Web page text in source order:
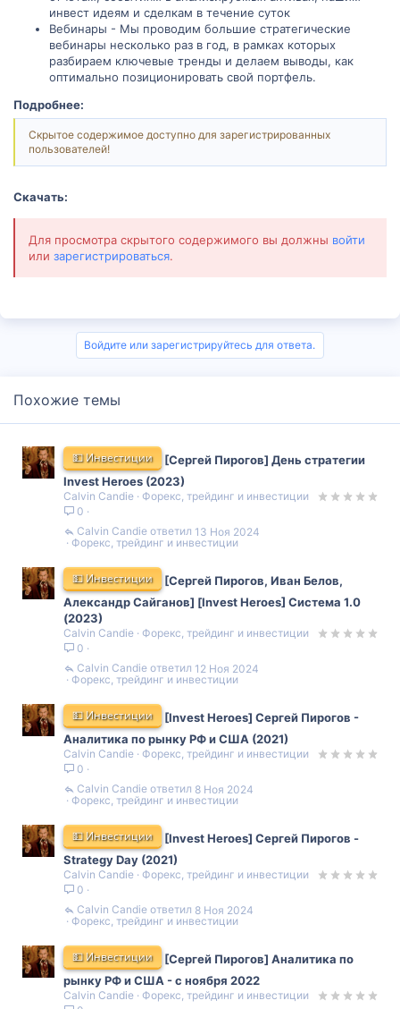
инвест идеям и сделкам в течение суток
Вебинары - Мы проводим большие стратегические
вебинары несколько раз в год, в рамках которых
разбираем ключевые тренды и делаем выводы, как
оптимально позиционировать свой портфель.
Подробнее:
Скрытое содержимое доступно для зарегистрированных
пользователей!
Скачать:
Для просмотра скрытого содержимого вы должны войти
или зарегистрироваться.
Войдите или зарегистрируйтесь для ответа.
Похожие темы
💵 Инвестиции
[Сергей Пирогов] День стратегии
Invest Heroes (2023)
Calvin Candie
Форекс, трейдинг и инвестиции
0
Форекс, трейдинг и инвестиции
13 Ноя 2024
Calvin Candie
💵 Инвестиции
[Сергей Пирогов, Иван Белов,
Александр Сайганов] [Invest Heroes] Система 1.0
(2023)
Calvin Candie
Форекс, трейдинг и инвестиции
0
Форекс, трейдинг и инвестиции
12 Ноя 2024
Calvin Candie
💵 Инвестиции
[Invest Heroes] Сергей Пирогов -
Аналитика по рынку РФ и США (2021)
Calvin Candie
Форекс, трейдинг и инвестиции
0
Форекс, трейдинг и инвестиции
8 Ноя 2024
Calvin Candie
💵 Инвестиции
[Invest Heroes] Сергей Пирогов -
Strategy Day (2021)
Calvin Candie
Форекс, трейдинг и инвестиции
0
Форекс, трейдинг и инвестиции
8 Ноя 2024
Calvin Candie
💵 Инвестиции
[Сергей Пирогов] Аналитика по
рынку РФ и США - с ноября 2022
Calvin Candie
Форекс, трейдинг и инвестиции